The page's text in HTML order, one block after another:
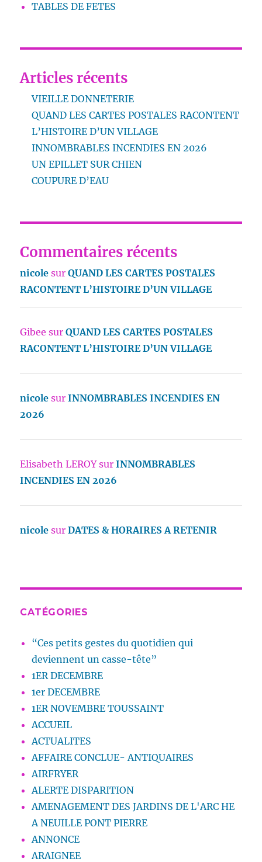
TABLES DE FETES
Articles récents
VIEILLE DONNETERIE
QUAND LES CARTES POSTALES RACONTENT
L’HISTOIRE D’UN VILLAGE
INNOMBRABLES INCENDIES EN 2026
UN EPILLET SUR CHIEN
COUPURE D’EAU
Commentaires récents
nicole surQUAND LES CARTES POSTALES
RACONTENT L’HISTOIRE D’UN VILLAGE
Gibee surQUAND LES CARTES POSTALES
RACONTENT L’HISTOIRE D’UN VILLAGE
nicole surINNOMBRABLES INCENDIES EN
2026
Elisabeth LEROYsurINNOMBRABLES
INCENDIES EN 2026
nicole surDATES & HORAIRES A RETENIR
CATÉGORIES
“Ces petits gestes du quotidien qui
deviennent un casse-tête”
1ER DECEMBRE
1er DECEMBRE
1ER NOVEMBRE TOUSSAINT
ACCUEIL
ACTUALITES
AFFAIRE CONCLUE- ANTIQUAIRES
AIRFRYER
ALERTE DISPARITION
AMENAGEMENT DES JARDINS DE L'ARC HE
A NEUILLE PONT PIERRE
ANNONCE
ARAIGNEE